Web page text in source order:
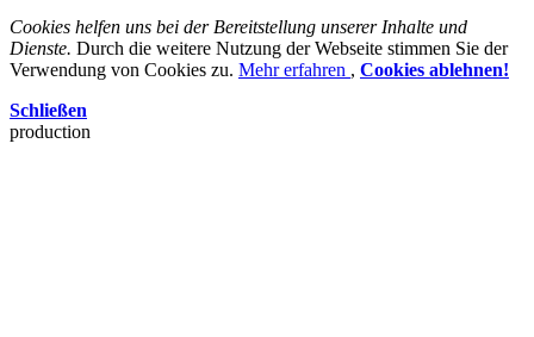
Cookies helfen uns bei der Bereitstellung unserer Inhalte und
Dienste. Durch die weitere Nutzung der Webseite stimmen Sie der
Verwendung von Cookies zu. Mehr erfahren , Cookies ablehnen!
Schließen
production